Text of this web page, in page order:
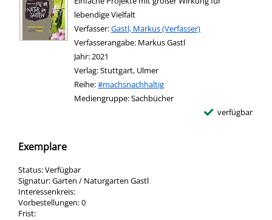
lebendige Vielfalt
Verfasser:Suche nach diesem Verfasser
Gastl, Markus (Verfasser)
Verfasserangabe: Markus Gastl
Jahr:2021
Verlag:Stuttgart, Ulmer
Reihe:#machsnachhaltig
Mediengruppe:Sachbücher
verfügbar
Exemplare
Status:Verfügbar
Signatur:Garten / Naturgarten Gastl
Interessenkreis:
Vorbestellungen:0
Frist: